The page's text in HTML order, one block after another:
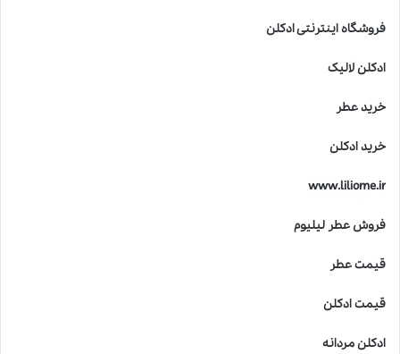
فروشگاه اینترنتی ادکلن
ادکلن لالیک
خرید عطر
خرید ادکلن
www.liliome.ir
فروش عطر لیلیوم
قیمت عطر
قیمت ادکلن
ادکلن مردانه